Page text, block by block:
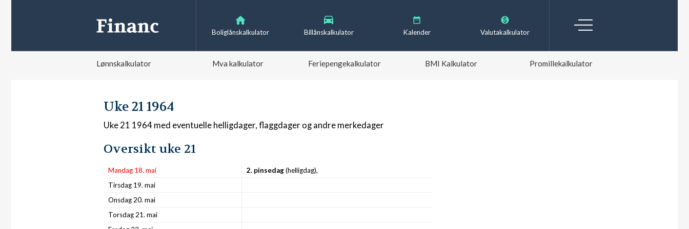
Boliglånskalkulator Billånskalkulator Kalender Valutakalkulator
Lønnskalkulator Mva kalkulator Feriepengekalkulator BMI Kalkulator Promillekalkulator
Uke 21 1964
Uke 21 1964 med eventuelle helligdager, flaggdager og andre merkedager
Oversikt uke 21
Mandag 18. mai 2. pinsedag(helligdag),
Tirsdag 19. mai
Onsdag 20. mai
Torsdag 21. mai